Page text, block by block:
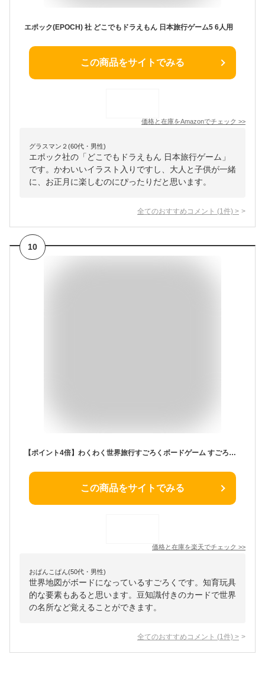
エポック(EPOCH) 社 どこでもドラえもん 日本旅行ゲーム5 6人用
この商品をサイトでみる
価格と在庫をAmazonでチェック >>
グラスマン２(60代・男性)
エポック社の「どこでもドラえもん 日本旅行ゲーム」
です。かわいいイラスト入りですし、大人と子供が一緒
に、お正月に楽しむのにぴったりだと思います。
全てのおすすめコメント (1 件) >
10
【ポイント4倍】わくわく世界旅行すごろくボードゲーム すごろく ゲーム 世界 国 名所 世界遺産 動物 社会 テーブルゲーム 学習 知育 子ども 幼児 幼稚園 保育園 小学生 お正月 ホビー 玩具 おもちゃ オモチャ 脳トレ 景品 イベント プレゼント
この商品をサイトでみる
価格と在庫を楽天でチェック >>
おぱんこぱん(50代・男性)
世界地図がボードになっているすごろくです。知育玩具
的な要素もあると思います。豆知識付きのカードで世界
の名所など覚えることができます。
全てのおすすめコメント (1 件) >